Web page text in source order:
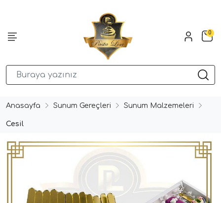
0
Anasayfa Sunum Gereçleri Sunum Malzemeleri
Cesil